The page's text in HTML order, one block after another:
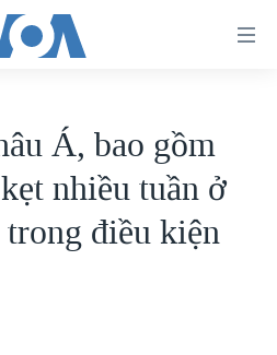
Á, bao gồm
nhiều tuần ở
điều kiện